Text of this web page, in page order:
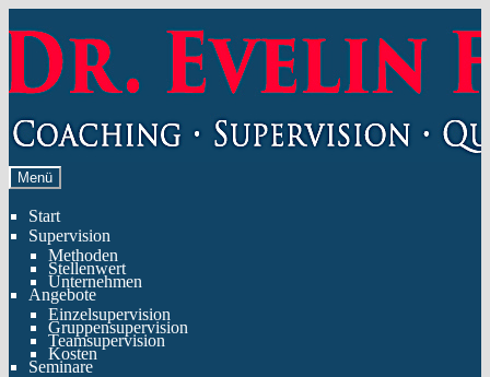
Navigation
springen
Inhalt
springen
Menü
Start
Supervision
Methoden
Stellenwert
Unternehmen
Angebote
Einzelsupervision
Gruppensupervision
Teamsupervision
Kosten
Seminare